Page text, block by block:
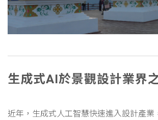
生成式AI於景觀設計業界
近年，生成式人工智慧快速進入設計產業